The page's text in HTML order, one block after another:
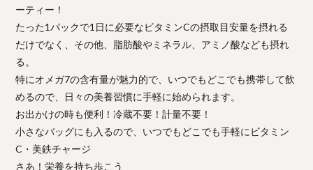
ーティー！
たった1パックで1日に必要なビタミンCの摂取目安量を摂れる
だけでなく、その他、脂肪酸やミネラル、アミノ酸なども摂れ
る。
特にオメガ7の含有量が魅力的で、いつでもどこでも携帯して飲
めるので、日々の美養習慣に手軽に始められます。
お出かけの時も便利！冷蔵不要！計量不要！
小さなバッグにも入るので、いつでもどこでも手軽にビタミン
C・美鉄チャージ
さあ！栄養を持ち歩こう